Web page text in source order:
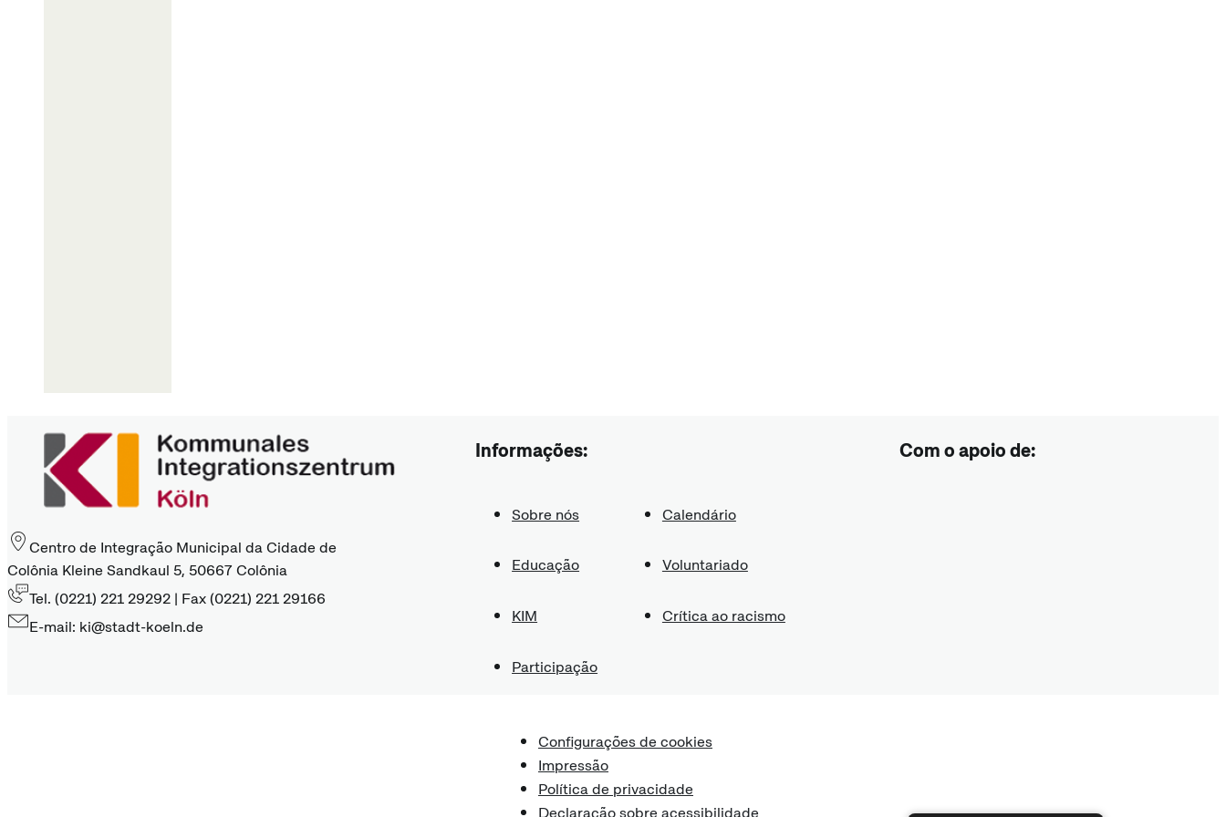
Centro de Integração Municipal da Cidade de
Colônia Kleine Sandkaul 5, 50667 Colônia
Tel. (0221) 221 29292 | Fax (0221) 221 29166
E-mail: ki@stadt-koeln.de
Informações:
Sobre nós Calendário
Educação Voluntariado
KIM Crítica ao racismo
Participação
Com o apoio de:
Configurações de cookies
Impressão
Política de privacidade
Declaração sobre acessibilidade